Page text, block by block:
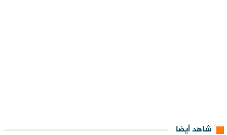
شاهد أيضا